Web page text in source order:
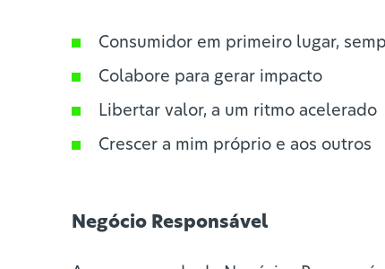
Consumidor em primeiro lugar,
Colabore para gerar impacto
Libertar valor, a um ritmo acelerado
Crescer a mim próprio e aos outros
Negócio Responsável